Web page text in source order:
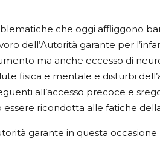
che oggi affliggono
dell’Autorità garante per
ma anche eccesso di
fisica e mentale e disturbi
all’accesso precoce e
ricondotta alle fatiche
garante in questa